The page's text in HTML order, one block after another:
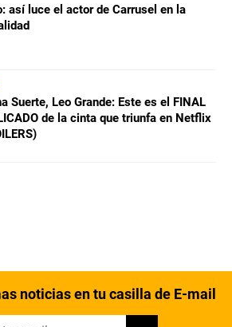
así luce el actor de Carrusel en la
Suerte, Leo Grande: Este es el FINAL
de la cinta que triunfa en Netflix
noticias en tu casilla de E-mail